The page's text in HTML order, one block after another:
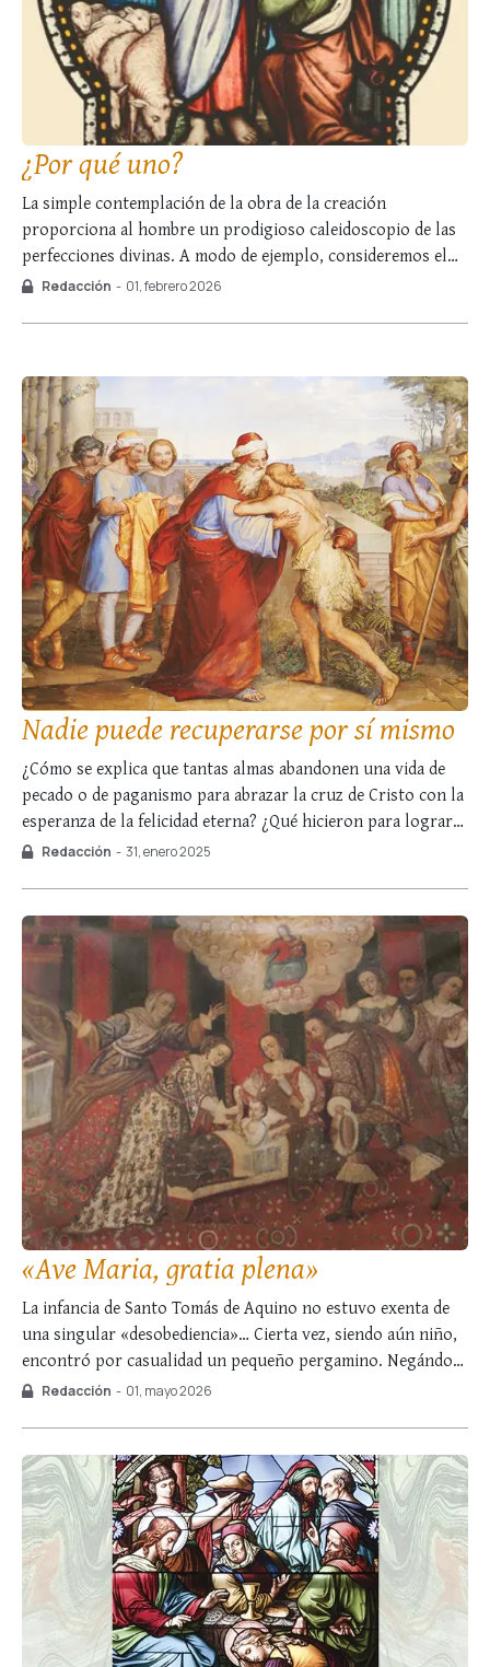
¿Por qué uno?
La simple contemplación de la obra de la creación
proporciona al hombre un prodigioso caleidoscopio de las
perfecciones divinas. A modo de ejemplo, consideremos el
movimiento migratorio de los gansos canadienses. ¿Quién
Redacción - 01, febrero 2026
Nadie puede recuperarse por sí mismo
¿Cómo se explica que tantas almas abandonen una vida de
pecado o de paganismo para abrazar la cruz de Cristo con la
esperanza de la felicidad eterna? ¿Qué hicieron para lograr
un cambio tan radical? ¿Qué mérito tuvieron para ello?
Redacción - 31, enero 2025
«Ave Maria, gratia plena»
La infancia de Santo Tomás de Aquino no estuvo exenta de
una singular «desobediencia»… Cierta vez, siendo aún niño,
encontró por casualidad un pequeño pergamino. Negándose
obstinadamente a soltarlo, lloraba con vehemencia ante los
Redacción - 01, mayo 2026